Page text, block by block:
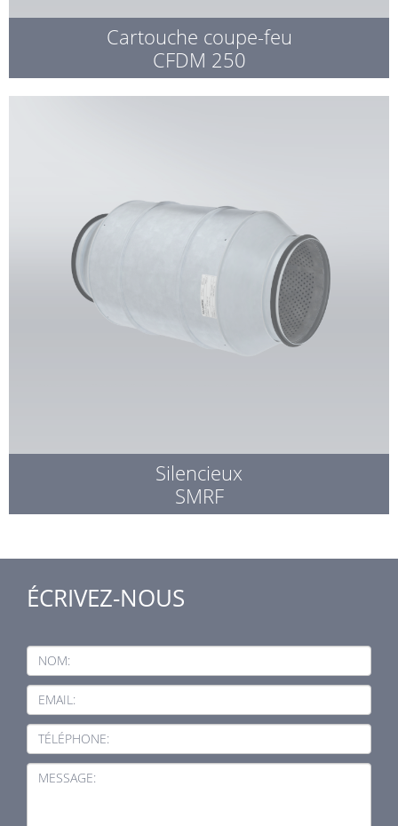
Cartouche coupe-feu
CFDM 250
Silencieux
SMRF
ÉCRIVEZ-NOUS
NOM:
EMAIL:
TÉLÉPHONE:
MESSAGE: